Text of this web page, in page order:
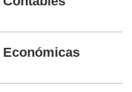
Económicas